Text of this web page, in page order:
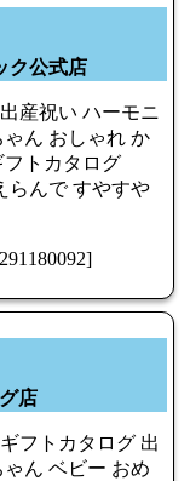
ク公式店
産祝い ハーモニ
ん おしゃれ か
フトカタログ
らんで すやすや
店
フトカタログ 出
ん ベビー おめ